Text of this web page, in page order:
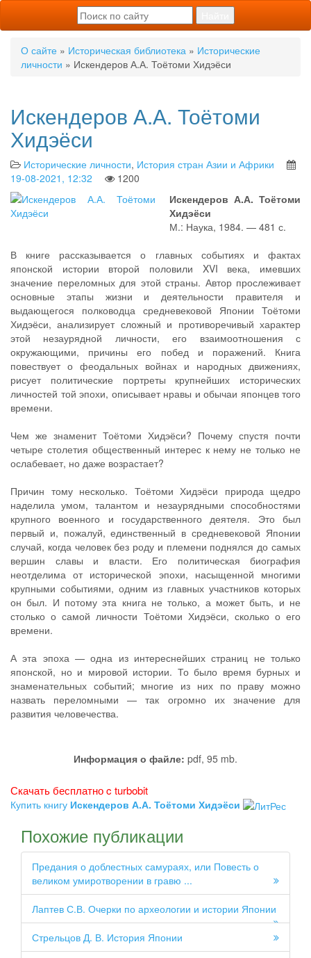
О сайте » Историческая библиотека » Исторические
личности » Искендеров А.А. Тоётоми Хидэёси
Искендеров А.А. Тоётоми
Хидэёси
Исторические личности, История стран Азии и Африки
19-08-2021, 12:32
1200
Искендеров А.А. Тоётоми
Хидэёси
М.: Наука, 1984. — 481 с.
В книге рассказывается о главных событиях и фактах
японской истории второй половили XVI века, имевших
значение переломных для этой страны. Автор прослеживает
основные этапы жизни и деятельности правителя и
выдающегося полководца средневековой Японии Тоётоми
Хидэёси, анализирует сложный и противоречивый характер
этой незаурядной личности, его взаимоотношения с
окружающими, причины его побед и поражений. Книга
повествует о феодальных войнах и народных движениях,
рисует политические портреты крупнейших исторических
личностей той эпохи, описывает нравы и обычаи японцев того
времени.
Чем же знаменит Тоётоми Хидэёси? Почему спустя почти
четыре столетия общественный интерес к нему не только не
ослабевает, но даже возрастает?
Причин тому несколько. Тоётоми Хидэёси природа щедро
наделила умом, талантом и незаурядными способностями
крупного военного и государственного деятеля. Это был
первый и, пожалуй, единственный в средневековой Японии
случай, когда человек без роду и племени поднялся до самых
вершин славы и власти. Его политическая биография
неотделима от исторической эпохи, насыщенной многими
крупными событиями, одним из главных участников которых
он был. И потому эта книга не только, а может быть, и не
столько о самой личности Тоётоми Хидэёси, сколько о его
времени.
А эта эпоха — одна из интереснейших страниц не только
японской, но и мировой истории. То было время бурных и
знаменательных событий; многие из них по праву можно
назвать переломными — так огромно их значение для
развития человечества.
Информация о файле: pdf, 95 mb.
Скачать бесплатно c turbobit
Купить книгу Искендеров А.А. Тоётоми Хидэёси
Похожие публикации
Предания о доблестных самураях, или Повесть о
великом умиротворении в гравю ...
Лаптев С.В. Очерки по археологии и истории Японии
Стрельцов Д. В. История Японии